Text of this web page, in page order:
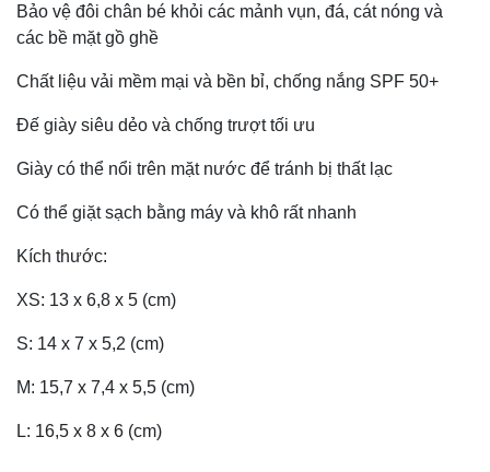
Bảo vệ đôi chân bé khỏi các mảnh vụn, đá, cát nóng và
các bề mặt gồ ghề
Chất liệu vải mềm mại và bền bỉ, chống nắng SPF 50+
Đế giày siêu dẻo và chống trượt tối ưu
Giày có thể nổi trên mặt nước để tránh bị thất lạc
Có thể giặt sạch bằng máy và khô rất nhanh
Kích thước:
XS: 13 x 6,8 x 5 (cm)
S: 14 x 7 x 5,2 (cm)
M: 15,7 x 7,4 x 5,5 (cm)
L: 16,5 x 8 x 6 (cm)